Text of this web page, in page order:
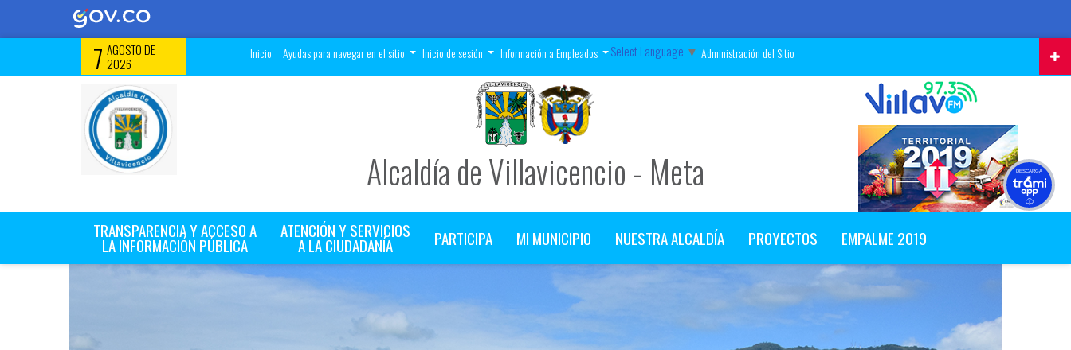
7 AGOSTO DE
2026
Inicio Ayudas para navegar en el sitio Inicio de sesión Información a Empleados Select Language ▼ Administración del Sitio
Alcaldía de Villavicencio - Meta
TRANSPARENCIA Y ACCESO A
LA INFORMACIÓN PÚBLICA
ATENCIÓN Y SERVICIOS
A LA CIUDADANÍA PARTICIPA MI MUNICIPIO NUESTRA ALCALDÍA PROYECTOS EMPALME 2019
DESCARGA